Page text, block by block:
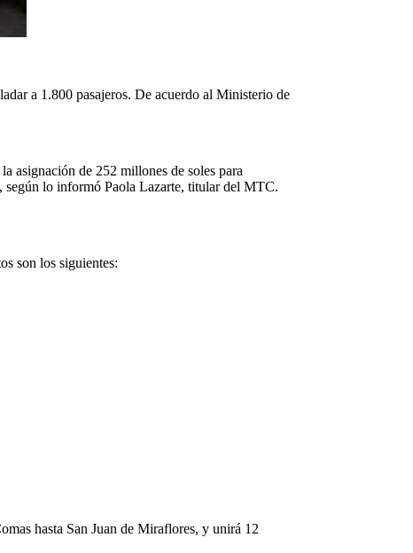
a 1.800 pasajeros. De acuerdo al Ministerio de
asignación de 252 millones de soles para
según lo informó Paola Lazarte, titular del MTC.
son los siguientes:
hasta San Juan de Miraflores, y unirá 12